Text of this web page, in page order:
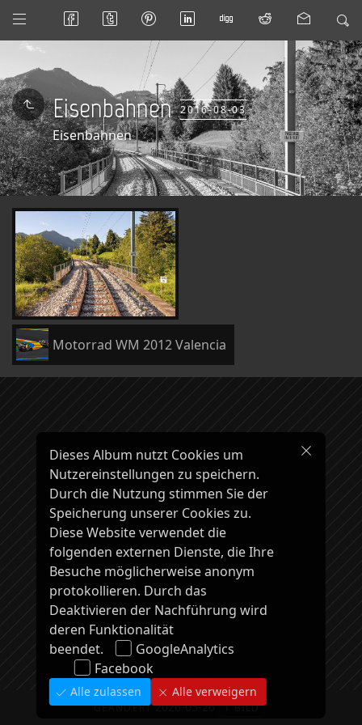
Eisenbahnen 2016-08-03
Eisenbahnen
Motorrad WM 2012 Valencia
GEÄNDERT2026-05-26 1 BILD
Dieses Album nutzt Cookies um
Nutzereinstellungen zu speichern.
Durch die Nutzung stimmen Sie der
Speicherung unserer Cookies zu.
Diese Website verwendet die
folgenden externen Dienste, die Ihre
Besuche möglicherweise anonym
protokollieren. Durch das
Deaktivieren der Nachführung wird
deren Funktionalität
beendet.
GoogleAnalytics
Facebook
Alle zulassen Alle verweigern